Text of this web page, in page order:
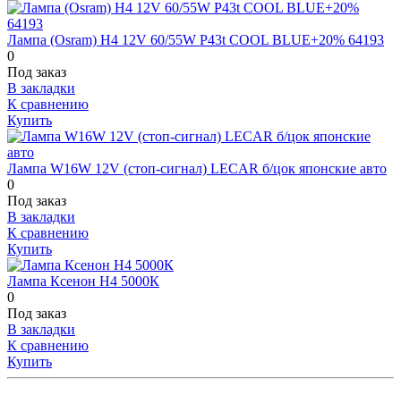
Лампа (Osram) H4 12V 60/55W P43t COOL BLUE+20% 64193
0
Под заказ
В закладки
К сравнению
Купить
Лампа W16W 12V (стоп-сигнал) LECAR б/цок японские авто
0
Под заказ
В закладки
К сравнению
Купить
Лампа Ксенон Н4 5000К
0
Под заказ
В закладки
К сравнению
Купить